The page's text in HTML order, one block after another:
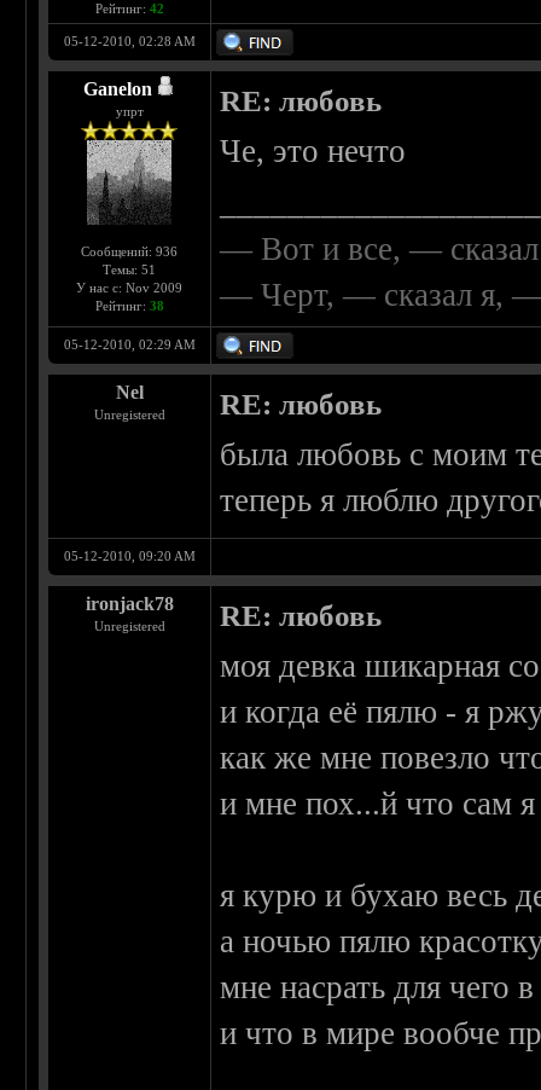
Рейтинг: 42
05-12-2010, 02:28 AM
Ganelon
упрт
Сообщений: 936
Темы: 51
У нас с: Nov 2009
Рейтинг: 38
RE: любовь
Че, это нечто
— Вот и все, —
— Черт, — сказал я, —
05-12-2010, 02:29 AM
Nel
Unregistered RE: любовь
была любовь с моим
теперь я люблю
05-12-2010, 09:20 AM
ironjack78
Unregistered RE: любовь
моя девка шикарная
и когда её пялю - я
как же мне повезло
и мне пох...й что сам
я курю и бухаю весь
а ночью пялю
мне насрать для чего
и что в мире вообче